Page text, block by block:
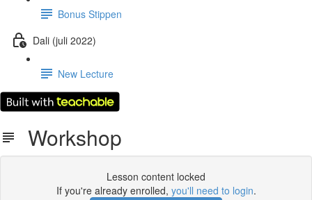
Bonus Stippen
Dali (juli 2022)
New Lecture
Workshop
Lesson content locked
If you're already enrolled, you'll need to login.